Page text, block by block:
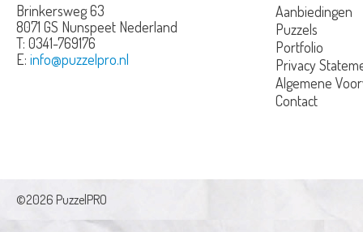
Brinkersweg 63
8071 GS Nunspeet Nederland
T: 0341-769176
E: info@puzzelpro.nl
Aanbiedingen
Puzzels
Portfolio
Privacy
Algemene
Contact
©2026 PuzzelPRO